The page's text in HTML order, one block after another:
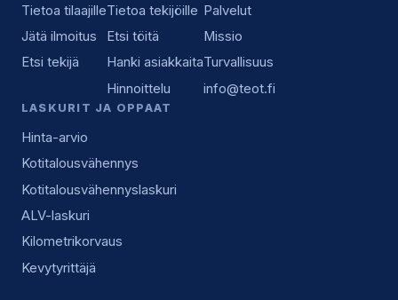
Tietoa tilaajille
Jätä ilmoitus
Etsi tekijä
Tietoa tekijöille
Etsi töitä
Hanki asiakkaita
Hinnoittelu
Palvelut
Missio
Turvallisuus
info@teot.fi
LASKURIT JA OPPAAT
Hinta-arvio
Kotitalousvähennys
Kotitalousvähennyslaskuri
ALV-laskuri
Kilometrikorvaus
Kevytyrittäjä